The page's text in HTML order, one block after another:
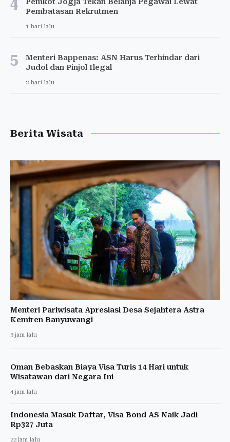
4
Pembatasan Rekrutmen
1 hari lalu
5
Menteri Bappenas: ASN Harus Terhindar dari
Judol dan Pinjol Ilegal
2 hari lalu
Berita Wisata
Menteri Pariwisata Apresiasi Desa Sejahtera Astra
Kemiren Banyuwangi
3 jam lalu
Oman Bebaskan Biaya Visa Turis 14 Hari untuk
Wisatawan dari Negara Ini
4 jam lalu
Indonesia Masuk Daftar, Visa Bond AS Naik Jadi
Rp327 Juta
22 jam lalu